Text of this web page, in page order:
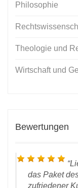
Philosophie
Theologie und
Wirtschaft und
Bewertungen
das Paket
zufriedener